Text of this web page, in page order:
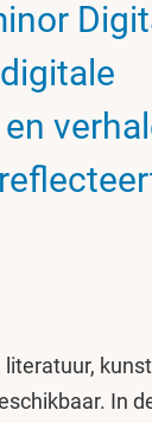
In